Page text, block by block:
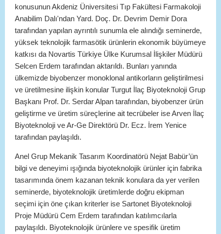
konusunun Akdeniz Üniversitesi Tıp Fakültesi Farmakoloji
Anabilim Dalı'ndan Yard. Doç. Dr. Devrim Demir Dora
tarafından yapılan ayrıntılı sunumla ele alındığı seminerde,
yüksek teknolojik farmasötik ürünlerin ekonomik büyümeye
katkısı da Novartis Türkiye Ülke Kurumsal İlişkiler Müdürü
Selcen Erdem tarafından aktarıldı. Bunları yanında
ülkemizde biyobenzer monoklonal antikorların geliştirilmesi
ve üretilmesine ilişkin konular Turgut İlaç Biyoteknoloji Grup
Başkanı Prof. Dr. Serdar Alpan tarafından, biyobenzer ürün
geliştirme ve üretim süreçlerine ait tecrübeler ise Arven İlaç
Biyoteknoloji ve Ar-Ge Direktörü Dr. Ecz. İrem Yenice
tarafından paylaşıldı.
Anel Grup Mekanik Tasarım Koordinatörü Nejat Babür’ün
bilgi ve deneyimi ışığında biyoteknolojik ürünler için fabrika
tasarımında önem kazanan teknik konulara da yer verilen
seminerde, biyoteknolojik üretimlerde doğru ekipman
seçimi için öne çıkan kriterler ise Sartonet Biyoteknoloji
Proje Müdürü Cem Erdem tarafından katılımcılarla
paylaşıldı. Biyoteknolojik ürünlere ve spesifik üretim